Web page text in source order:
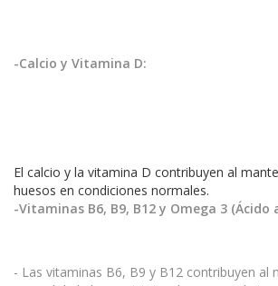
-Calcio y Vitamina D:
El calcio y la vitamina D contribuyen al
huesos en condiciones normales.
-Vitaminas B6, B9, B12 y Omega 3
- Las vitaminas B6, B9 y B12 contribuyen al